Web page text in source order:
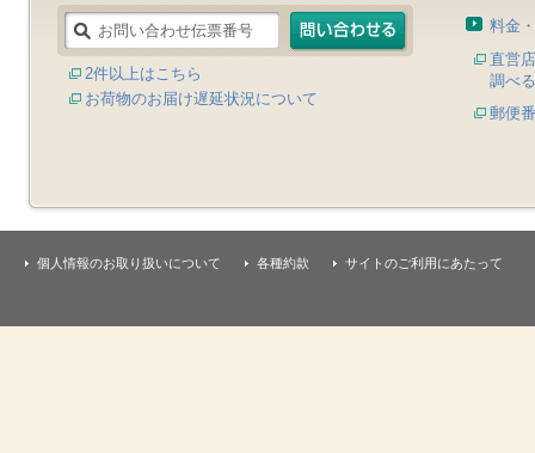
2件以上はこちら
お荷物のお届け遅延状況について
料金
直営
調べる
郵便
個人情報のお取り扱いについて 各種約款 サイトのご利用にあたって